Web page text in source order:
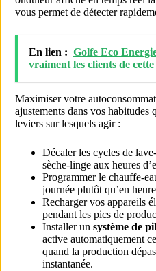
vous permet de détecter
En lien : Golfe Eco
vraiment les clients de
Maximiser votre
ajustements dans vos habitudes
leviers sur lesquels agir :
Décaler les cycles de
sèche-linge aux heures
Programmer le chauffe-
journée plutôt qu’en
Recharger vos appareils
pendant les pics de
Installer un système de
active automatiquement
quand la production
instantanée.